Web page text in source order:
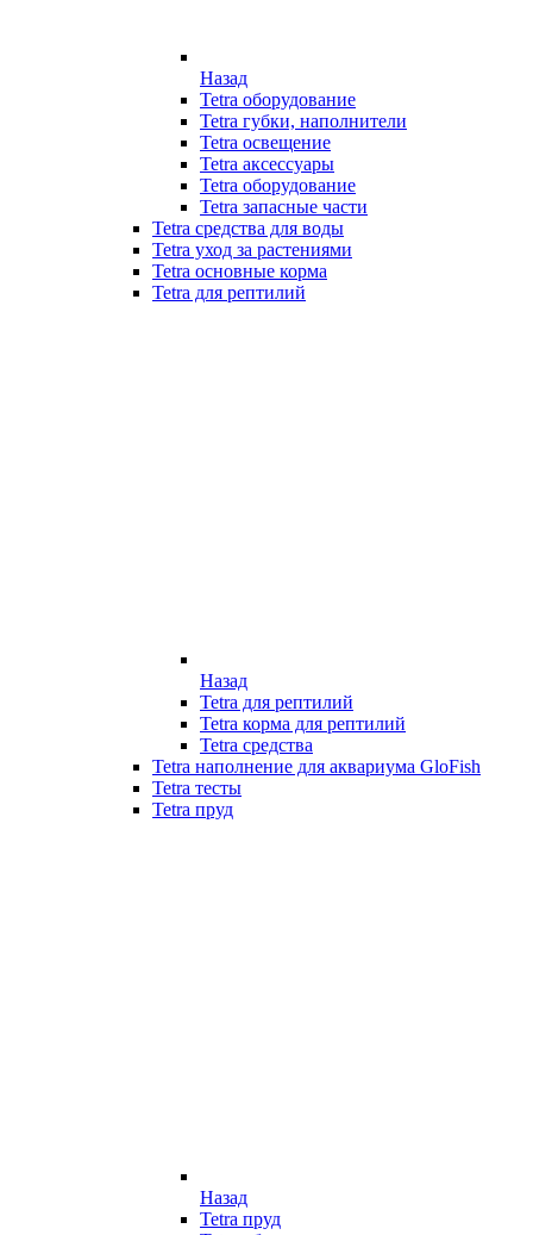
Назад
Tetra оборудование
Tetra губки, наполнители
Tetra освещение
Tetra аксессуары
Tetra оборудование
Tetra запасные части
Tetra средства для воды
Tetra уход за растениями
Tetra основные корма
Tetra для рептилий
Назад
Tetra для рептилий
Tetra корма для рептилий
Tetra средства
Tetra наполнение для аквариума GloFish
Tetra тесты
Tetra пруд
Назад
Tetra пруд